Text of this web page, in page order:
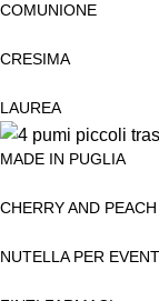
COMUNIONE
CRESIMA
LAUREA
MADE IN PUGLIA
CHERRY AND PEACH
NUTELLA PER